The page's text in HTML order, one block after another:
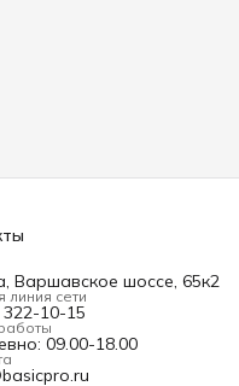
Варшавское шоссе, 65к2
линия сети
322-10-15
09.00-18.00